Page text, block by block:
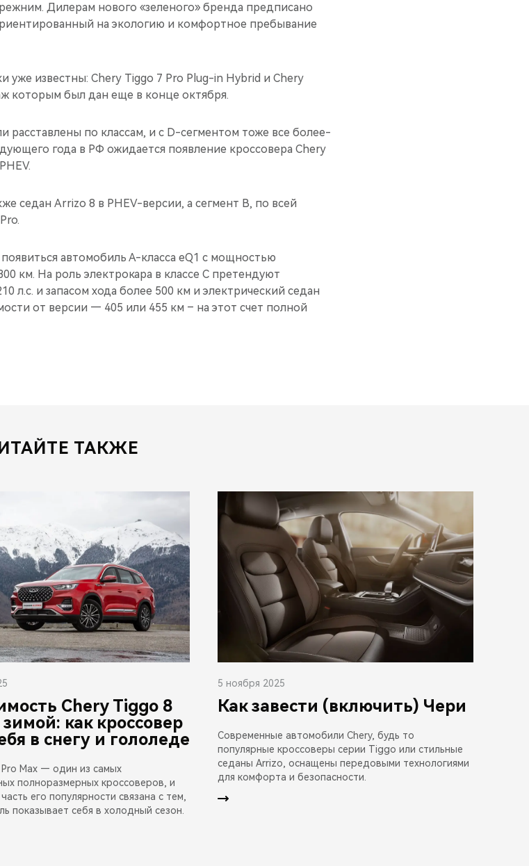
Дилерам нового «зеленого» бренда предписано
на экологию и комфортное пребывание
уже известны: Chery Tiggo 7 Pro Plug-in Hybrid и Chery
которым был дан еще в конце октября.
расставлены по классам, и с D-сегментом тоже все более-
года в РФ ожидается появление кроссовера Chery
седан Arrizo 8 в PHEV-версии, а сегмент B, по всей
автомобиль А-класса eQ1 с мощностью
км. На роль электрокара в классе C претендуют
л.с. и запасом хода более 500 км и электрический седан
от версии — 405 или 455 км – на этот счет полной
ТАКЖЕ
Chery Tiggo 8
как кроссовер
в снегу и гололеде
Max — один из самых
полноразмерных кроссоверов, и
его популярности связана с тем,
показывает себя в холодный сезон.
5 ноября 2025
Как завести (включить) Чери
Современные автомобили Chery, будь то
популярные кроссоверы серии Tiggo или стильные
седаны Arrizo, оснащены передовыми технологиями
для комфорта и безопасности.